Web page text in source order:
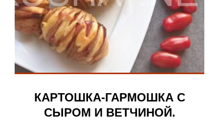
КАРТОШКА-ГАРМОШКА С
СЫРОМ И ВЕТЧИНОЙ.